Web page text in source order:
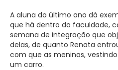
A aluna do último ano dá
que há dentro da faculdade,
semana de integração que
delas, de quanto Renata
com que as meninas,
um carro.